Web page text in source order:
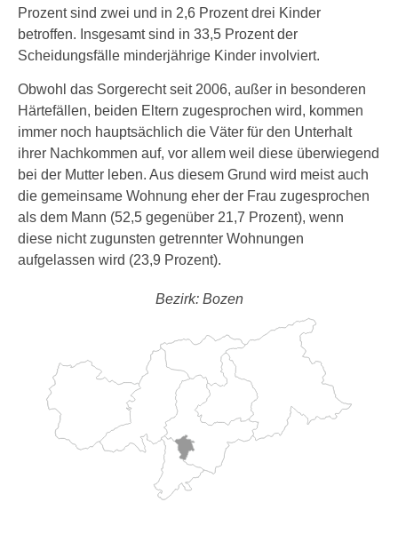
Prozent sind zwei und in 2,6 Prozent drei Kinder
betroffen. Insgesamt sind in 33,5 Prozent der
Scheidungsfälle minderjährige Kinder involviert.
Obwohl das Sorgerecht seit 2006, außer in besonderen
Härtefällen, beiden Eltern zugesprochen wird, kommen
immer noch hauptsächlich die Väter für den Unterhalt
ihrer Nachkommen auf, vor allem weil diese überwiegend
bei der Mutter leben. Aus diesem Grund wird meist auch
die gemeinsame Wohnung eher der Frau zugesprochen
als dem Mann (52,5 gegenüber 21,7 Prozent), wenn
diese nicht zugunsten getrennter Wohnungen
aufgelassen wird (23,9 Prozent).
Bezirk: Bozen